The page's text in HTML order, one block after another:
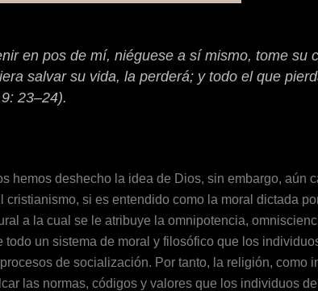
en pos de mí, niéguese a sí mismo, tome su
salvar su vida, la perderá; y todo el que
23–24).
hemos deshecho la idea de Dios, sin embargo, aún
si es entendido como la moral dictada
a la cual se le atribuye la omnipotencia,
un sistema de moral y filosófico que los
de socialización. Por tanto, la religión, como
las normas, códigos y valores que los individuos